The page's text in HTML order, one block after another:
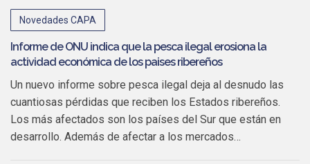
Novedades CAPA
Informe de ONU indica que la pesca ilegal erosiona la
actividad económica de los paises ribereños
Un nuevo informe sobre pesca ilegal deja al desnudo las
cuantiosas pérdidas que reciben los Estados ribereños.
Los más afectados son los países del Sur que están en
desarrollo. Además de afectar a los mercados…